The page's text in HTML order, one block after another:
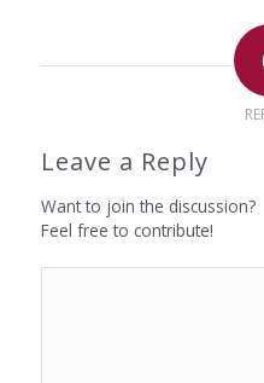
Leave a Reply
Want to join the discussion?
Feel free to contribute!